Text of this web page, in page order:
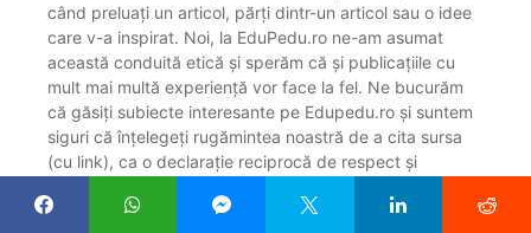
când preluați un articol, părți dintr-un articol sau o idee
care v-a inspirat. Noi, la EduPedu.ro ne-am asumat
această conduită etică și sperăm că și publicațiile cu
mult mai multă experiență vor face la fel. Ne bucurăm
că găsiți subiecte interesante pe Edupedu.ro și suntem
siguri că înțelegeți rugămintea noastră de a cita sursa
(cu link), ca o declarație reciprocă de respect și